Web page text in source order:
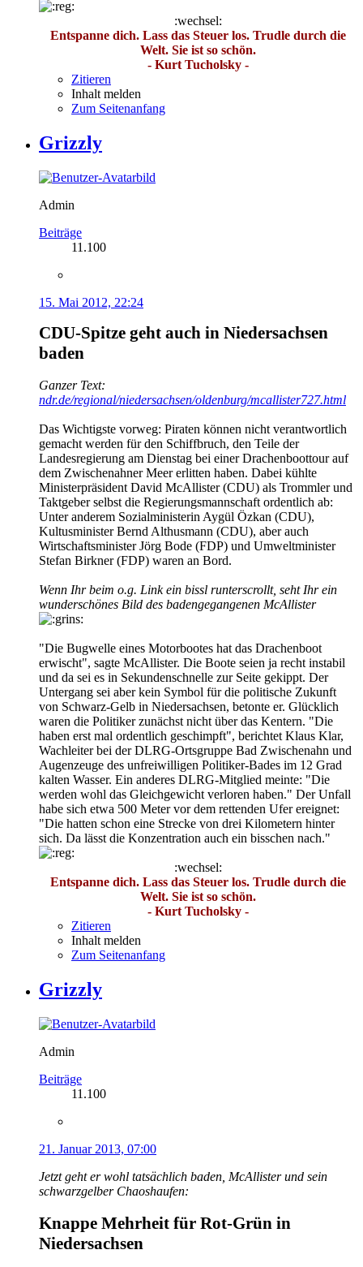
:wechsel:
Entspanne dich. Lass das Steuer los. Trudle durch die
Welt. Sie ist so schön.
- Kurt Tucholsky -
Zitieren
Inhalt melden
Zum Seitenanfang
Grizzly
Admin
Beiträge
11.100
15. Mai 2012, 22:24
CDU-Spitze geht auch in Niedersachsen
baden
Ganzer Text:
ndr.de/regional/niedersachsen/oldenburg/mcallister727.html
Das Wichtigste vorweg: Piraten können nicht verantwortlich
gemacht werden für den Schiffbruch, den Teile der
Landesregierung am Dienstag bei einer Drachenboottour auf
dem Zwischenahner Meer erlitten haben. Dabei kühlte
Ministerpräsident David McAllister (CDU) als Trommler und
Taktgeber selbst die Regierungsmannschaft ordentlich ab:
Unter anderem Sozialministerin Aygül Özkan (CDU),
Kultusminister Bernd Althusmann (CDU), aber auch
Wirtschaftsminister Jörg Bode (FDP) und Umweltminister
Stefan Birkner (FDP) waren an Bord.
Wenn Ihr beim o.g. Link ein bissl runterscrollt, seht Ihr ein
wunderschönes Bild des badengegangenen McAllister
"Die Bugwelle eines Motorbootes hat das Drachenboot
erwischt", sagte McAllister. Die Boote seien ja recht instabil
und da sei es in Sekundenschnelle zur Seite gekippt. Der
Untergang sei aber kein Symbol für die politische Zukunft
von Schwarz-Gelb in Niedersachsen, betonte er. Glücklich
waren die Politiker zunächst nicht über das Kentern. "Die
haben erst mal ordentlich geschimpft", berichtet Klaus Klar,
Wachleiter bei der DLRG-Ortsgruppe Bad Zwischenahn und
Augenzeuge des unfreiwilligen Politiker-Bades im 12 Grad
kalten Wasser. Ein anderes DLRG-Mitglied meinte: "Die
werden wohl das Gleichgewicht verloren haben." Der Unfall
habe sich etwa 500 Meter vor dem rettenden Ufer ereignet:
"Die hatten schon eine Strecke von drei Kilometern hinter
sich. Da lässt die Konzentration auch ein bisschen nach."
:wechsel:
Entspanne dich. Lass das Steuer los. Trudle durch die
Welt. Sie ist so schön.
- Kurt Tucholsky -
Zitieren
Inhalt melden
Zum Seitenanfang
Grizzly
Admin
Beiträge
11.100
21. Januar 2013, 07:00
Jetzt geht er wohl tatsächlich baden, McAllister und sein
schwarzgelber Chaoshaufen:
Knappe Mehrheit für Rot-Grün in
Niedersachsen